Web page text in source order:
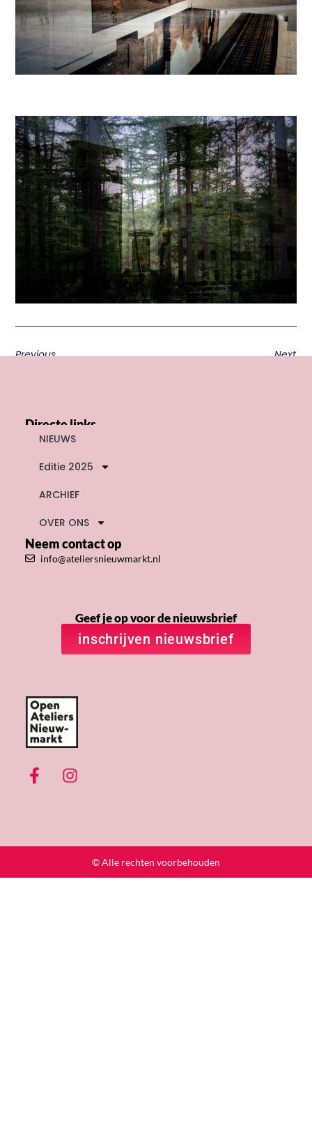
Previous Next
Directe links
NIEUWS
Editie 2025
ARCHIEF
OVER ONS
Neem contact op
info@ateliersnieuwmarkt.nl
Geef je op voor de nieuwsbrief
inschrijven nieuwsbrief
© Alle rechten voorbehouden